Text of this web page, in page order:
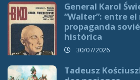
General Karol
“Walter”: entre
propaganda
histórica
30/07/2026
Tadeusz